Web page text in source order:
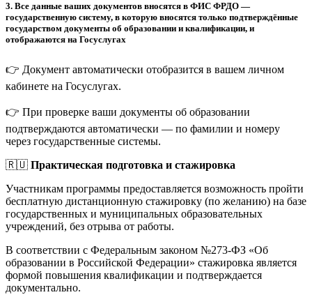
3. Все данные ваших документов вносятся в ФИС ФРДО —
государственную систему, в которую вносятся только подтверждённые
государством документы об образовании и квалификации, и
отображаются на Госуслугах
👉 Документ автоматически отобразится в вашем личном
кабинете на Госуслугах.
👉 При проверке ваши документы об образовании
подтверждаются автоматически — по фамилии и номеру
через государственные системы.
🇷🇺 Практическая подготовка и стажировка
Участникам программы предоставляется возможность пройти
бесплатную дистанционную стажировку (по желанию) на базе
государственных и муниципальных образовательных
учреждений, без отрыва от работы.
В соответствии с Федеральным законом №273-ФЗ «Об
образовании в Российской Федерации» стажировка является
формой повышения квалификации и подтверждается
документально.